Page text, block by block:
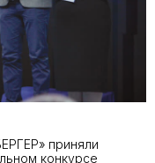
приняли
конкурсе